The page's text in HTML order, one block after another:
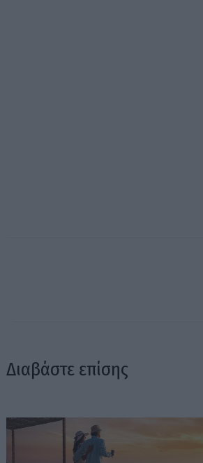
Διαβάστε επίσης